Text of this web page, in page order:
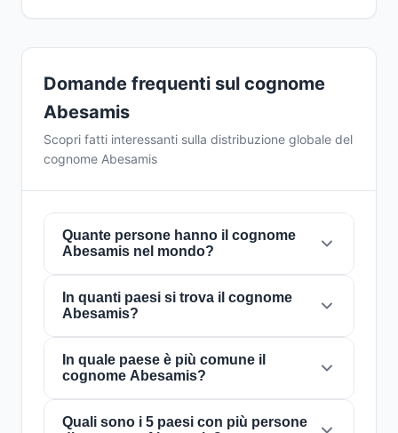
Domande frequenti sul cognome
Abesamis
Scopri fatti interessanti sulla distribuzione globale del
cognome Abesamis
Quante persone hanno il cognome
Abesamis nel mondo?
Attualmente ci sono circa5.750 persone
cognomeAbesamis
significa che circa 1 persona su1,391,304nel
mondo porta questo cognome. È presente in
24 paesi, il che riflette la sua distribuzione
globale.
In quanti paesi si trova il cognome
Abesamis?
Il cognomeAbesamisè presente in
in tutto il mondo. Questo lo classifica come un
cognome con portatalocale. La sua presenza
in più paesi indica schemi storici di migrazione
In quale paese è più comune il
cognome Abesamis?
Il cognomeAbesamisè più comune in
Quali sono i 5 paesi con più persone